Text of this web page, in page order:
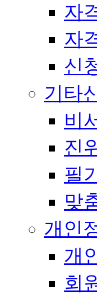
자
자
신
기타
비
진
필
맞
개인
개
회